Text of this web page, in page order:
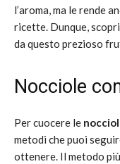
l’aroma, ma le rende
ricette. Dunque,
da questo prezioso
Nocciole
Per cuocere le
metodi che puoi
ottenere. Il metodo